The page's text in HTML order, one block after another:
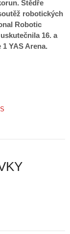
Štědře
robotických
Robotic
16. a
YAS Arena.